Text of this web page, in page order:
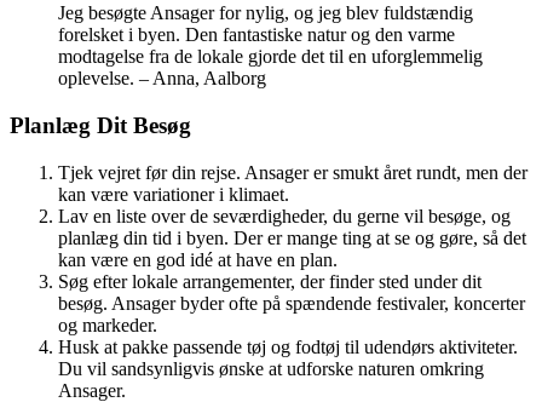
Jeg besøgte Ansager for nylig, og jeg blev fuldstændig
forelsket i byen. Den fantastiske natur og den varme
modtagelse fra de lokale gjorde det til en uforglemmelig
oplevelse. – Anna, Aalborg
Planlæg Dit Besøg
Tjek vejret før din rejse. Ansager er smukt året rundt, men der
kan være variationer i klimaet.
Lav en liste over de seværdigheder, du gerne vil besøge, og
planlæg din tid i byen. Der er mange ting at se og gøre, så det
kan være en god idé at have en plan.
Søg efter lokale arrangementer, der finder sted under dit
besøg. Ansager byder ofte på spændende festivaler, koncerter
og markeder.
Husk at pakke passende tøj og fodtøj til udendørs aktiviteter.
Du vil sandsynligvis ønske at udforske naturen omkring
Ansager.